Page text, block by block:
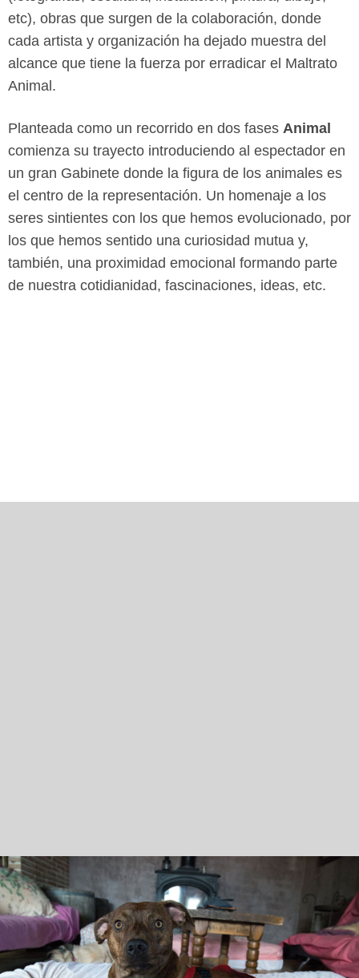
etc), obras que surgen de la colaboración, donde
cada artista y organización ha dejado muestra del
alcance que tiene la fuerza por erradicar el Maltrato
Animal.
Planteada como un recorrido en dos fases Animal
comienza su trayecto introduciendo al espectador en
un gran Gabinete donde la figura de los animales es
el centro de la representación. Un homenaje a los
seres sintientes con los que hemos evolucionado, por
los que hemos sentido una curiosidad mutua y,
también, una proximidad emocional formando parte
de nuestra cotidianidad, fascinaciones, ideas, etc.